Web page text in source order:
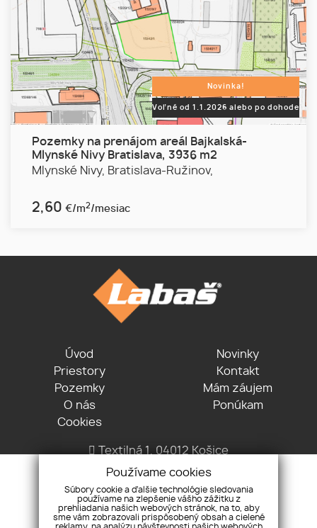
Novinka!
Voľné od 1.1.2026 alebo po dohode
Pozemky na prenájom areál Bajkalská-
Mlynské Nivy Bratislava, 3936 m2
Mlynské Nivy, Bratislava-Ružinov,
2,60 €/m2/mesiac
Úvod
Priestory
Pozemky
O nás
Cookies
Novinky
Kontakt
Mám záujem
Ponúkam
Textilná 1, 04012 Košice
+421 915 322 431
office@lvreality.sk
Používame cookies
Súbory cookie a ďalšie technológie sledovania
používame na zlepšenie vášho zážitku z
prehliadania našich webových stránok, na to, aby
sme vám zobrazovali prispôsobený obsah a cielené